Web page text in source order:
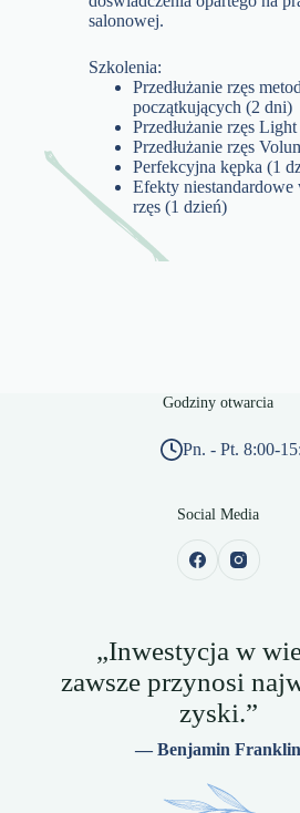
salonowej.
Szkolenia:
Przedłużanie rzęs
początkujących (2 dni)
Przedłużanie rzęs
Przedłużanie rzęs
Perfekcyjna kępka (1
Efekty niestandardowe
rzęs (1 dzień)
Godziny otwarcia
Pn. - Pt. 8:00-
Social Media
„Inwestycja w
zawsze przynosi
zyski.”
— Benjamin Franklin